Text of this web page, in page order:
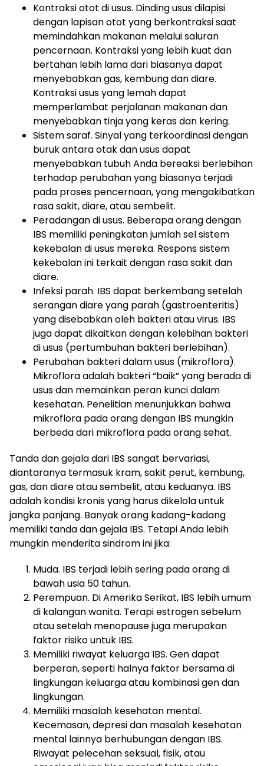
Kontraksi otot di usus. Dinding usus dilapisi
dengan lapisan otot yang berkontraksi saat
memindahkan makanan melalui saluran
pencernaan. Kontraksi yang lebih kuat dan
bertahan lebih lama dari biasanya dapat
menyebabkan gas, kembung dan diare.
Kontraksi usus yang lemah dapat
memperlambat perjalanan makanan dan
menyebabkan tinja yang keras dan kering.
Sistem saraf. Sinyal yang terkoordinasi dengan
buruk antara otak dan usus dapat
menyebabkan tubuh Anda bereaksi berlebihan
terhadap perubahan yang biasanya terjadi
pada proses pencernaan, yang mengakibatkan
rasa sakit, diare, atau sembelit.
Peradangan di usus. Beberapa orang dengan
IBS memiliki peningkatan jumlah sel sistem
kekebalan di usus mereka. Respons sistem
kekebalan ini terkait dengan rasa sakit dan
diare.
Infeksi parah. IBS dapat berkembang setelah
serangan diare yang parah (gastroenteritis)
yang disebabkan oleh bakteri atau virus. IBS
juga dapat dikaitkan dengan kelebihan bakteri
di usus (pertumbuhan bakteri berlebihan).
Perubahan bakteri dalam usus (mikroflora).
Mikroflora adalah bakteri “baik” yang berada di
usus dan memainkan peran kunci dalam
kesehatan. Penelitian menunjukkan bahwa
mikroflora pada orang dengan IBS mungkin
berbeda dari mikroflora pada orang sehat.
Tanda dan gejala dari IBS sangat bervariasi,
diantaranya termasuk kram, sakit perut, kembung,
gas, dan diare atau sembelit, atau keduanya. IBS
adalah kondisi kronis yang harus dikelola untuk
jangka panjang. Banyak orang kadang-kadang
memiliki tanda dan gejala IBS. Tetapi Anda lebih
mungkin menderita sindrom ini jika:
Muda. IBS terjadi lebih sering pada orang di
bawah usia 50 tahun.
Perempuan. Di Amerika Serikat, IBS lebih umum
di kalangan wanita. Terapi estrogen sebelum
atau setelah menopause juga merupakan
faktor risiko untuk IBS.
Memiliki riwayat keluarga IBS. Gen dapat
berperan, seperti halnya faktor bersama di
lingkungan keluarga atau kombinasi gen dan
lingkungan.
Memiliki masalah kesehatan mental.
Kecemasan, depresi dan masalah kesehatan
mental lainnya berhubungan dengan IBS.
Riwayat pelecehan seksual, fisik, atau